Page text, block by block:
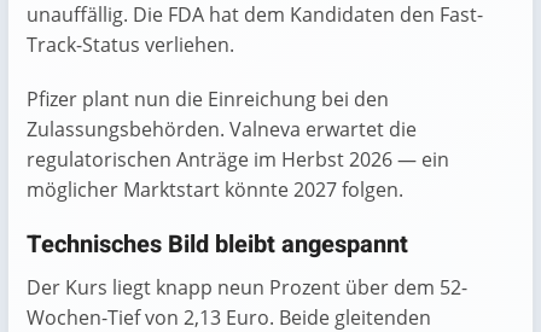
unauffällig. Die FDA hat dem Kandidaten den Fast-
Track-Status verliehen.
Pfizer plant nun die Einreichung bei den
Zulassungsbehörden. Valneva erwartet die
regulatorischen Anträge im Herbst 2026 — ein
möglicher Marktstart könnte 2027 folgen.
Technisches Bild bleibt angespannt
Der Kurs liegt knapp neun Prozent über dem 52-
Wochen-Tief von 2,13 Euro. Beide gleitenden